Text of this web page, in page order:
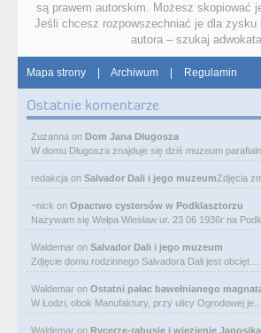
są prawem autorskim. Możesz skopiować
Jeśli chcesz rozpowszechniać je dla zysku
autora – szukaj
Mapa strony Archiwum Regulamin
Ostatnie komentarze
Zuzanna on Dom Jana Długosza
W domu Długosza znajduje się dziś muzeum
redakcja on Salvador Dali i jego muzeumZdjęcia
~nick on Opactwo cystersów w Podklasztorzu
Nazywam się Wełpa Wiesław ur. 23 06 1936r na
Waldemar on Salvador Dali i jego muzeum
Zdjęcie domu rodzinnego Salvadora Dali jest obcięt…
Waldemar on Ostatni pałac bawełnianego
W Łodzi, obok Manufaktury, przy ulicy Ogrodowej
Waldemar on Rycerze-rabusie i więzienie Janosika